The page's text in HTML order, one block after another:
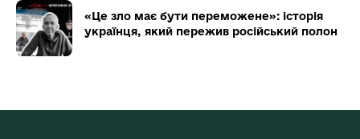
«Це зло має бути переможене»: історія
українця, який пережив російський полон